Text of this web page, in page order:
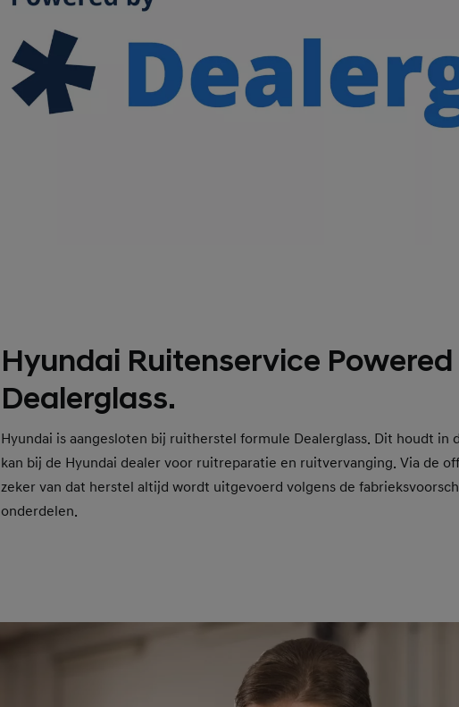
Hyundai Ruitenservice Powered
Dealerglass.
Hyundai is aangesloten bij ruitherstel formule Dealerglass. Dit houdt in
kan bij de Hyundai dealer voor ruitreparatie en ruitvervanging. Via de
zeker van dat herstel altijd wordt uitgevoerd volgens de
onderdelen.